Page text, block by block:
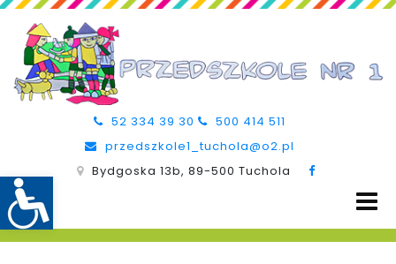
52 334 39 30
500 414 511
przedszkole1_tuchola@o2.pl
Bydgoska 13b, 89-500 Tuchola